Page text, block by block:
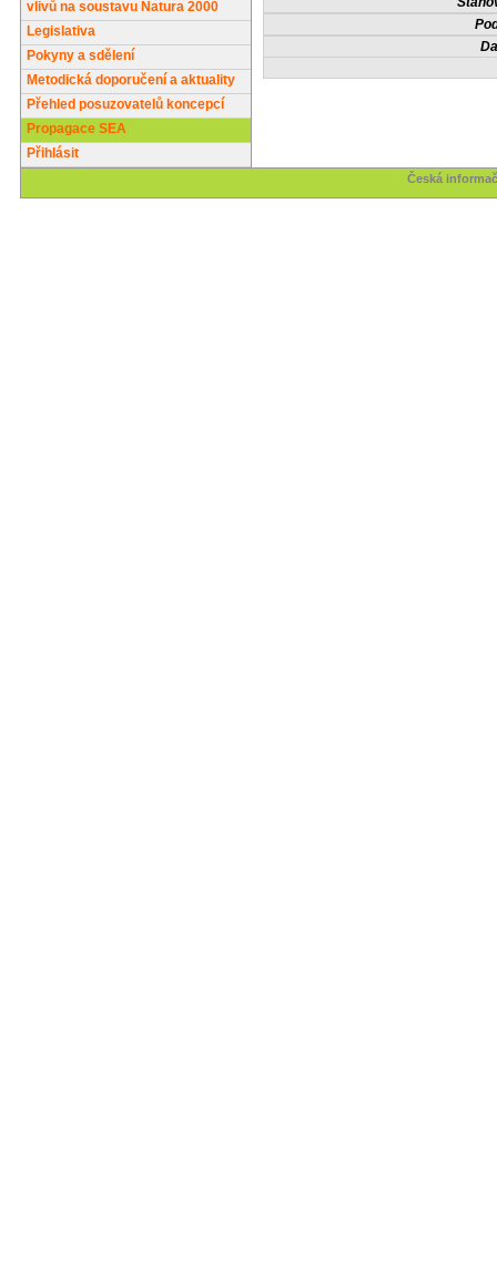
vlivů na soustavu Natura 2000
Legislativa
Pokyny a sdělení
Metodická doporučení a aktuality
Přehled posuzovatelů koncepcí
Propagace SEA
Přihlásit
Česká